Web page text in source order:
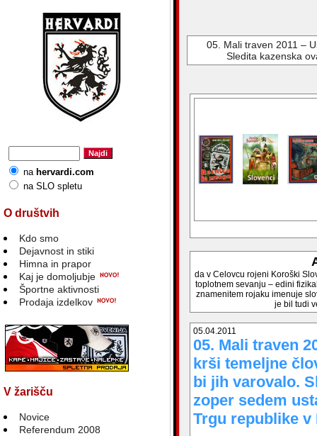
na hervardi.com
na SLO spletu
O društvih
Kdo smo
Dejavnost in stiki
Himna in prapor
Kaj je domoljubje
Športne aktivnosti
Prodaja izdelkov
V žarišču
Novice
Referendum 2008
05. Mali traven 2011 –
Sledita kazenska
da v Celovcu rojeni Koroški
toplotnem sevanju – edini
znamenitem rojaku imenuje
je bil tudi
05.04.2011
05. Mali traven
krši temeljne
bi jih varovalo.
zoper sedem
Trgu republike v